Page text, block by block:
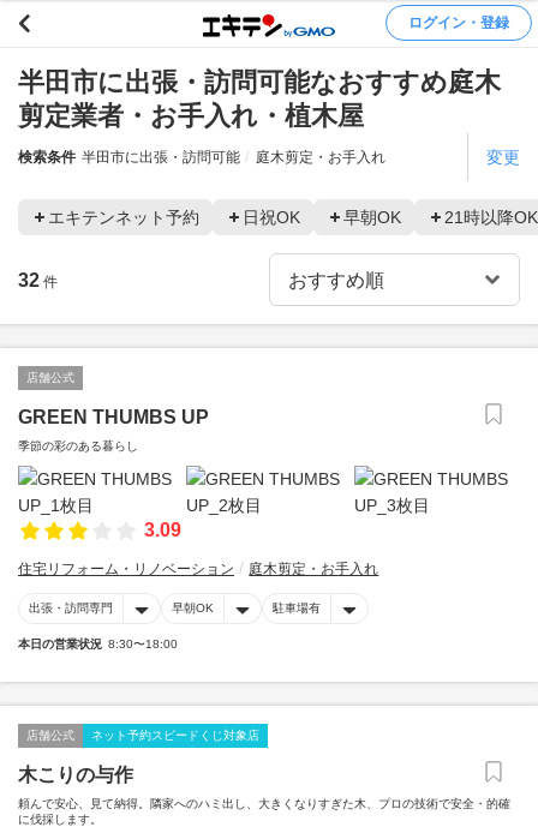
ログイン・登録
半田市に出張・訪問可能なおすすめ庭木
剪定業者・お手入れ・植木屋
検索条件 半田市に出張・訪問可能 庭木剪定・お手入れ 変更
エキテンネット予約 日祝OK 早朝OK 21時以降OK
32 件
店舗公式
GREEN THUMBS UP
季節の彩のある暮らし
3.09
住宅リフォーム・リノベーション 庭木剪定・お手入れ
出張・訪問専門 早朝OK 駐車場有
本日の営業状況 8:30〜18:00
店舗公式 ネット予約スピードくじ対象店
木こりの与作
頼んで安心、見て納得。隣家へのハミ出し、大きくなりすぎた木、プロの技術で安全・的確
に伐採します。